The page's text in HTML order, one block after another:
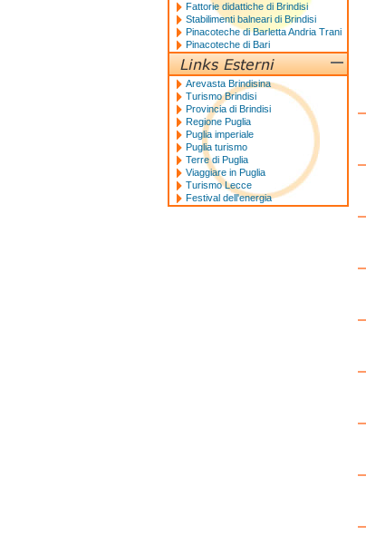
Fattorie didattiche di Brindisi
Stabilimenti balneari di Brindisi
Pinacoteche di Barletta Andria Trani
Pinacoteche di Bari
Arevasta Brindisina
Turismo Brindisi
Provincia di Brindisi
Regione Puglia
Puglia imperiale
Puglia turismo
Terre di Puglia
Viaggiare in Puglia
Turismo Lecce
Festival dell'energia